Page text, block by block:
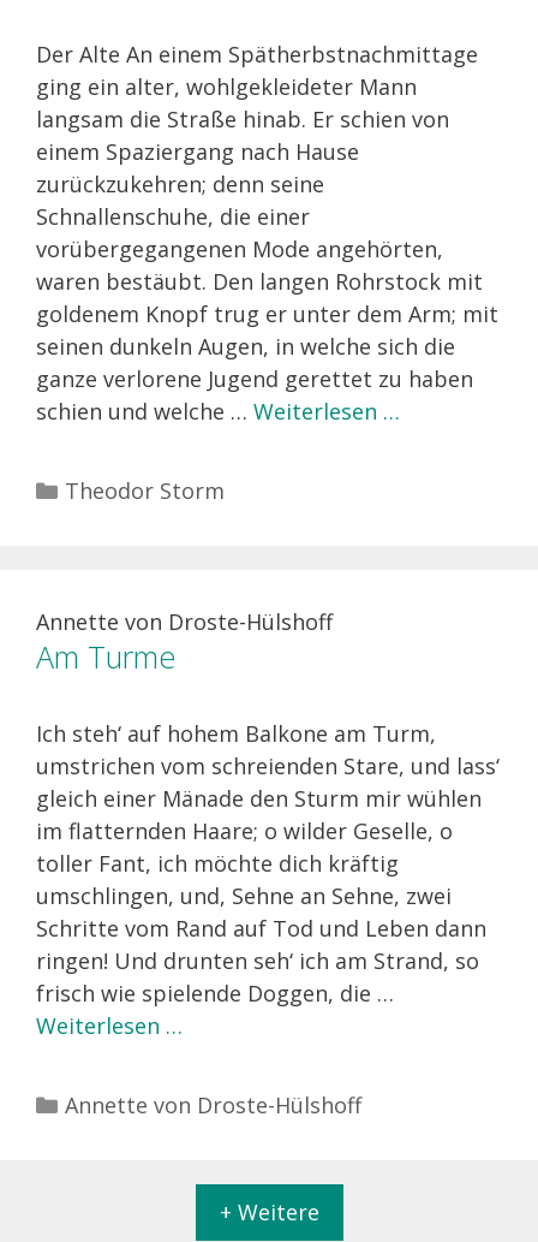
Der Alte An einem Spätherbstnachmittage
ging ein alter, wohlgekleideter Mann
langsam die Straße hinab. Er schien von
einem Spaziergang nach Hause
zurückzukehren; denn seine
Schnallenschuhe, die einer
vorübergegangenen Mode angehörten,
waren bestäubt. Den langen Rohrstock mit
goldenem Knopf trug er unter dem Arm; mit
seinen dunkeln Augen, in welche sich die
ganze verlorene Jugend gerettet zu haben
schien und welche … Weiterlesen …
Kategorien
Theodor Storm
Annette von Droste-Hülshoff
Am Turme
Ich steh‘ auf hohem Balkone am Turm,
umstrichen vom schreienden Stare, und lass‘
gleich einer Mänade den Sturm mir wühlen
im flatternden Haare; o wilder Geselle, o
toller Fant, ich möchte dich kräftig
umschlingen, und, Sehne an Sehne, zwei
Schritte vom Rand auf Tod und Leben dann
ringen! Und drunten seh‘ ich am Strand, so
frisch wie spielende Doggen, die …
Weiterlesen …
Kategorien
Annette von Droste-Hülshoff
+ Weitere